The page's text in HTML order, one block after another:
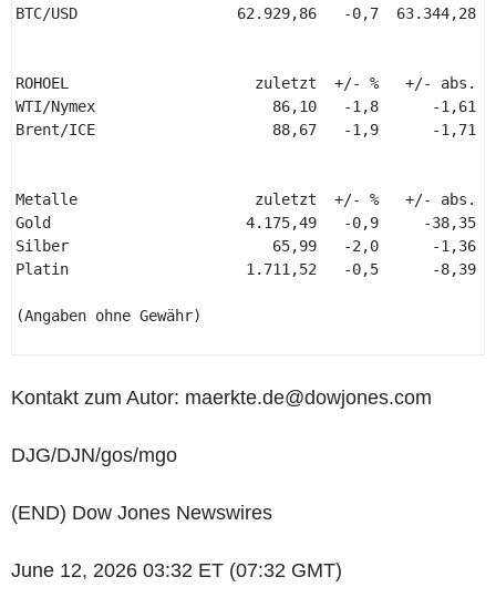
BTC/USD                  62.929,86   -0,7  63.344,28
ROHOEL                     zuletzt  +/- %   +/- abs.
WTI/Nymex                    86,10   -1,8      -
Brent/ICE                    88,67   -1,9      -1,71
Metalle                    zuletzt  +/- %   +/- abs.
Gold                      4.175,49   -0,9     -38,35
Silber                       65,99   -2,0      -1,36
Platin                    1.711,52   -0,5      -8,39
(Angaben ohne Gewähr)
Kontakt zum Autor: maerkte.de@dowjones.com
DJG/DJN/gos/mgo
(END) Dow Jones Newswires
June 12, 2026 03:32 ET (07:32 GMT)